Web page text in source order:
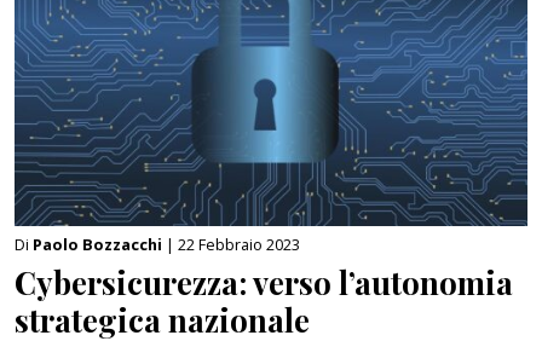
Di Paolo Bozzacchi | 22 Febbraio 2023
Cybersicurezza: verso l’autonomia
strategica nazionale